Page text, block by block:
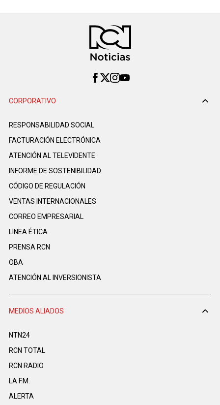
CORPORATIVO
RESPONSABILIDAD SOCIAL
FACTURACIÓN ELECTRÓNICA
ATENCIÓN AL TELEVIDENTE
INFORME DE SOSTENIBILIDAD
CÓDIGO DE REGULACIÓN
VENTAS INTERNACIONALES
CORREO EMPRESARIAL
LINEA ÉTICA
PRENSA RCN
OBA
ATENCIÓN AL INVERSIONISTA
MEDIOS ALIADOS
NTN24
RCN TOTAL
RCN RADIO
LA F.M.
ALERTA